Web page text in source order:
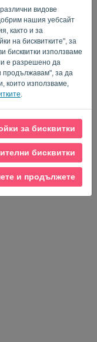
видове
нашия уебсайт
както и за
на бисквитките", за
бисквитки използваме
е разрешено да
продължавам", за да
които използваме,
за бисквитки
бисквитки
и продължете